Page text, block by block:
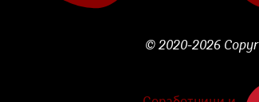
уметноста и
© 2020-2026